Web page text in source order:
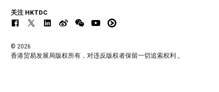
关注 HKTDC
© 2026
香港贸易发展局版权所有，对违反版权者保留一切追索权利 。